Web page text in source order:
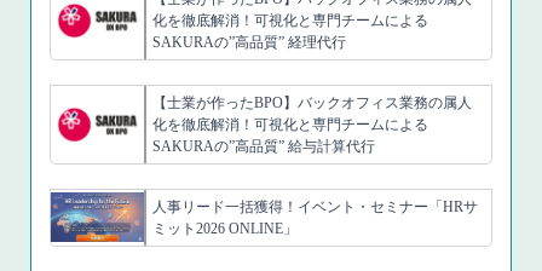
化を徹底解消！可視化と専門チームによる
SAKURAの”高品質” 経理代行
【士業が作ったBPO】バックオフィス業務の属人
化を徹底解消！可視化と専門チームによる
SAKURAの”高品質” 給与計算代行
人事リード一括獲得！イベント・セミナー「HRサ
ミット2026 ONLINE」